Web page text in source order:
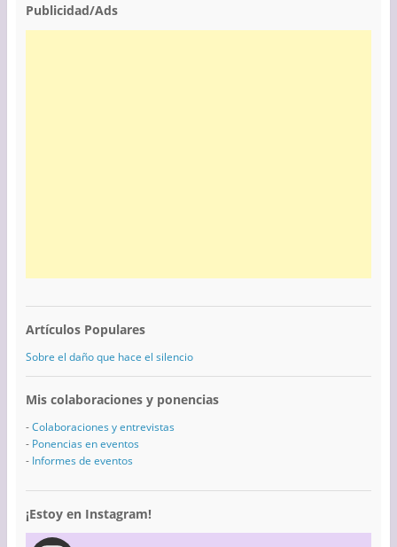
Publicidad/Ads
Artículos Populares
Sobre el daño que hace el silencio
Mis colaboraciones y ponencias
-Colaboraciones y entrevistas
- Ponencias en eventos
- Informes de eventos
¡Estoy en Instagram!